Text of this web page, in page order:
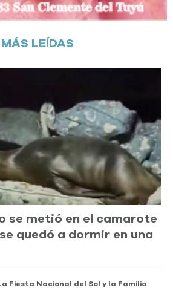
MÁS LEÍDAS
se metió en el camarote
quedó a dormir en una
Fiesta Nacional del Sol y la Familia